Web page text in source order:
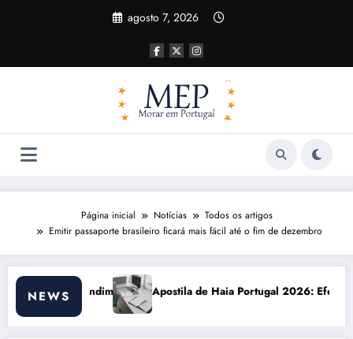
agosto 7, 2026
Página inicial Notícias
Todos os artigos
Emitir passaporte brasileiro ficará mais fácil até o fim de dezembro
NEWS
de Haia Portugal 2026: Efeitos Surpreendentes e Oportunidades
Custo de